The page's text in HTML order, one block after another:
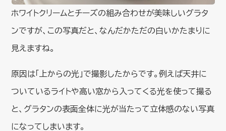
ホワイトクリームとチーズの組み合わせが美味しいグラタ
ンですが、この写真だと、なんだかただの白いかたまりに
見えますね。
原因は「上からの光」で撮影したからです。例えば天井に
ついているライトや高い窓から入ってくる光を使って撮る
と、グラタンの表面全体に光が当たって立体感のない写真
になってしまいます。